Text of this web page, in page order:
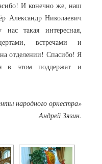
И конечно же, наш
Александр Николаевич
нас такая интересная,
встречами и
отделении! Спасибо! Я
в этом поддержат и
народного оркестра»
Андрей Зязин.